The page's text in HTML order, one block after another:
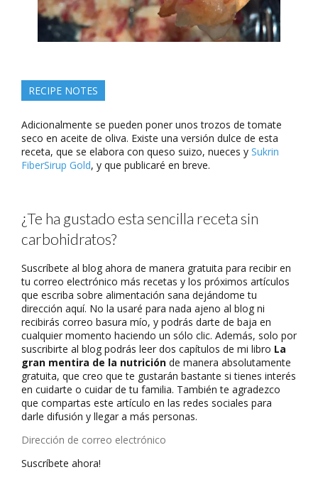
RECIPE NOTES
Adicionalmente se pueden poner unos trozos de tomate
seco en aceite de oliva. Existe una versión dulce de esta
receta, que se elabora con queso suizo, nueces y Sukrin
FiberSirup Gold, y que publicaré en breve.
¿Te ha gustado esta sencilla receta sin
carbohidratos?
Suscríbete al blog ahora de manera gratuita para recibir en
tu correo electrónico más recetas y los próximos artículos
que escriba sobre alimentación sana dejándome tu
dirección aquí. No la usaré para nada ajeno al blog ni
recibirás correo basura mío, y podrás darte de baja en
cualquier momento haciendo un sólo clic. Además, solo por
suscribirte al blog podrás leer dos capítulos de mi libro La
gran mentira de la nutrición de manera absolutamente
gratuita, que creo que te gustarán bastante si tienes interés
en cuidarte o cuidar de tu familia. También te agradezco
que compartas este artículo en las redes sociales para
darle difusión y llegar a más personas.
Dirección
correo
Suscríbete ahora!